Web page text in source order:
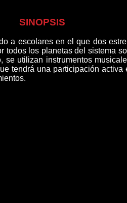
SINOPSIS
a escolares en el que dos
todos los planetas del sistema
se utilizan instrumentos
tendrá una participación activa